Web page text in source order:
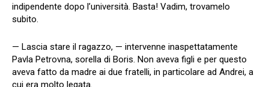
indipendente dopo l’università. Basta! Vadim, trovamelo
subito.
— Lascia stare il ragazzo, — intervenne inaspettatamente
Pavla Petrovna, sorella di Boris. Non aveva figli e per questo
aveva fatto da madre ai due fratelli, in particolare ad Andrei, a
cui era molto legata.